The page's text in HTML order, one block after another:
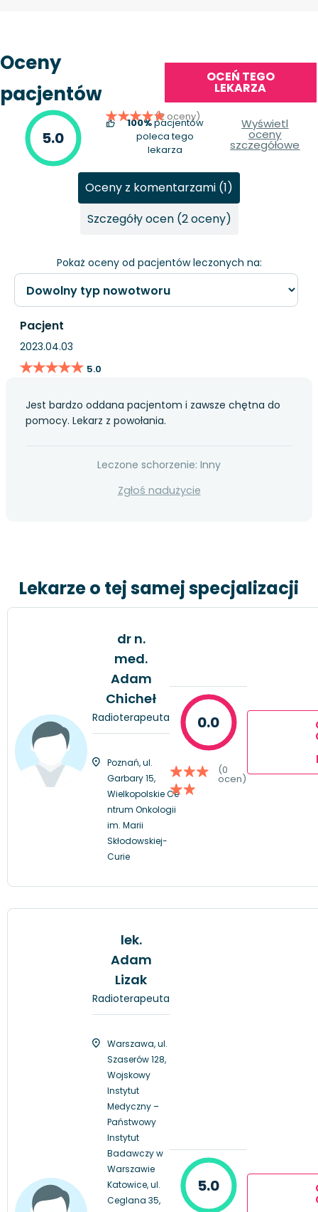
Oceny
pacjentów
OCEŃ TEGO
LEKARZA
5.0
(2 oceny)
100%pacjentów
poleca tego
lekarza
Wyświetl
oceny
szczegółowe
Pokaż oceny od pacjentów leczonych na:
Oceny z komentarzami (1)
Szczegóły ocen (2 oceny)
Pacjent
2023.04.03
★★★★★
★★★★★ 5.0
Jest bardzo oddana pacjentom i zawsze chętna do
pomocy. Lekarz z powołania.
Leczone schorzenie: Inny
Zgłoś nadużycie
Lekarze o tej samej specjalizacji
dr n.
med.
Adam
Chicheł
Radioterapeuta
Poznań, ul.
Garbary 15,
Wielkopolskie Ce
ntrum Onkologii
im. Marii
Skłodowskiej-
Curie
0.0
(0
ocen)
lek.
Adam
Lizak
Radioterapeuta
Warszawa, ul.
Szaserów 128,
Wojskowy
Instytut
Medyczny –
Państwowy
Instytut
Badawczy w
Warszawie
Katowice, ul.
Ceglana 35,
5.0